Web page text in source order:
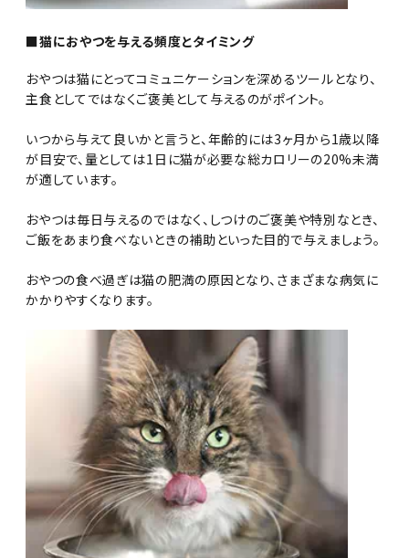
■猫におやつを与える頻度とタイミング
おやつは猫にとってコミュニケーションを深めるツールとなり、
主食としてではなくご褒美として与えるのがポイント。
いつから与えて良いかと言うと、年齢的には3ヶ月から1歳以降
が目安で、量としては1日に猫が必要な総カロリーの20%未満
が適しています。
おやつは毎日与えるのではなく、しつけのご褒美や特別なとき、
ご飯をあまり食べないときの補助といった目的で与えましょう。
おやつの食べ過ぎは猫の肥満の原因となり、さまざまな病気に
かかりやすくなります。